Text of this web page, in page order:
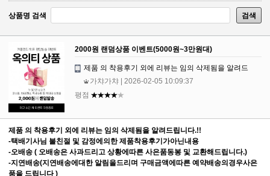
상품명 검색 검색
2000원 랜덤상품 이벤트(5000원~3만원대)
제품 의 착용후기 외에 리뷰는 임의 삭제됨을 알려드
가챠가챠 | 2026-02-05 10:09:37
평점 ★★★★★
제품 의 착용후기 외에 리뷰는 임의 삭제됨을 알려드립니다.!!
-택배기사님 불친절 및 감정에의한 제품착용후기가아닌내용
-오배송 ( 오배송은 사과드리고 상황에따른 사은품동봉 및 교환해드립니다.)
-지연배송(지연배송에대한 알림을드리며 구매금액에따른 예약배송의경우사은
품을 드립니다 )